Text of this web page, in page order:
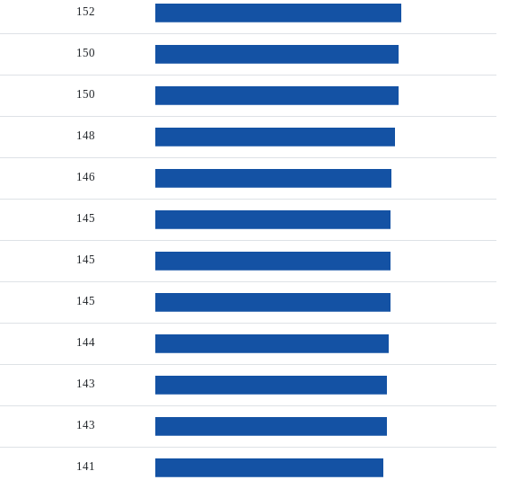
152
150
150
148
146
145
145
145
144
143
143
141